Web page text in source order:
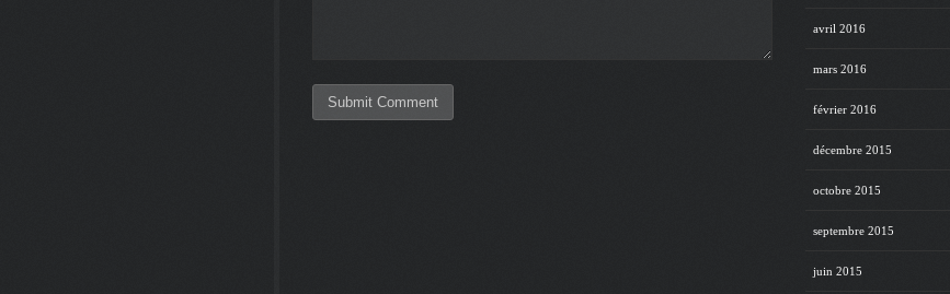
avril 2016
mars 2016
février 2016
décembre 2015
octobre 2015
septembre 2015
juin 2015